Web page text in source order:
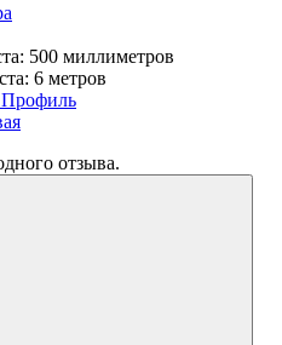
500 миллиметров
6 метров
отзыва.